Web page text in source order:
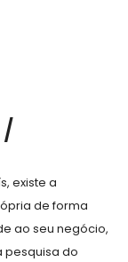
/
existe a
de forma
ao seu negócio,
pesquisa do